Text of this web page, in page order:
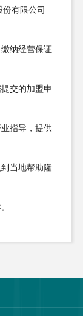
有限公司
纳经营保证
交的加盟申
指导，提供
当地帮助隆